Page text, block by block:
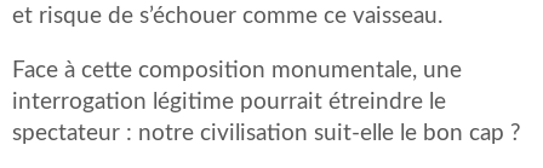
et risque de s’échouer comme ce vaisseau.
Face à cette composition monumentale, une
interrogation légitime pourrait étreindre le
spectateur : notre civilisation suit-elle le bon cap ?